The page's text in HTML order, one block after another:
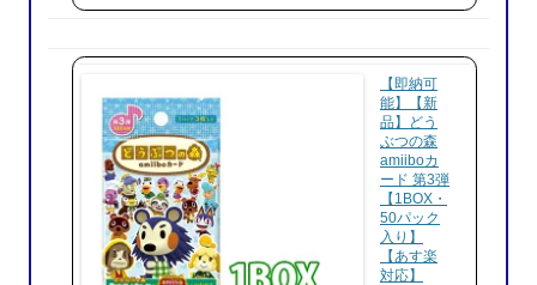
で
入
【即納可
能】【新
品】どう
ぶつの森
amiiboカ
ード 第3弾
【1BOX・
50パック
入り】
【あす楽
対応】